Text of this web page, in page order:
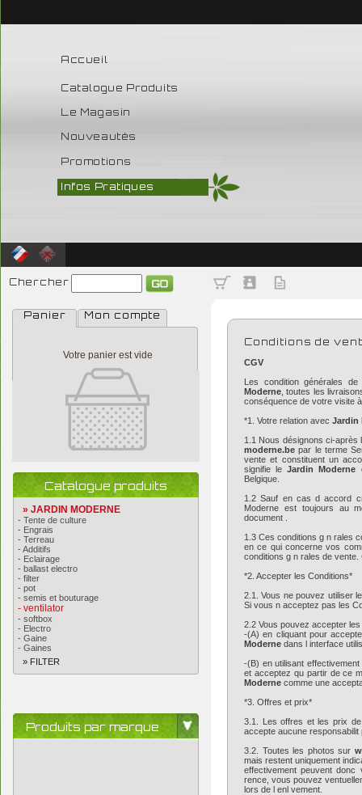
Accueil
Catalogue Produits
Le Magasin
Nouveautés
Promotions
Infos Pratiques
Chercher
Panier Mon compte
Votre panier est vide
Catalogue produits
» JARDIN MODERNE
- Tente de culture
- Engrais
- Terreau
- Additifs
- Eclairage
- ballast electro
- filter
- pot
- semis et bouturage
- ventilator
- softbox
- Electro
- Gaine
- Gaines
» FILTER
Produits par marque
Conditions de
CGV
Les condition générales
Moderne , toutes les
conséquence de votre visite
*1. Votre relation avec Jardin
1.1 Nous désignons ci-
moderne.be par le terme
vente et constituent un
signifie leJardin Moderne
Belgique.
1.2 Sauf en cas d accord
Moderne est toujours au
document .
1.3 Ces conditions g n rales
en ce qui concerne vos
conditions g n rales de
*2. Accepter les Conditions*
2.1. Vous ne pouvez utiliser
Si vous n acceptez pas les
2.2 Vous pouvez accepter
-(A) en cliquant pour
Moderne dans l interface
-(B) en utilisant
et acceptez qu partir de ce
Moderne comme une
*3. Offres et prix*
3.1. Les offres et les prix
accepte aucune
3.2. Toutes les photos sur
mais restent uniquement
effectivement peuvent
rence, vous pouvez
lors de l enl vement.